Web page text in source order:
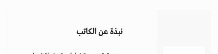
نبذة عن الكاتب